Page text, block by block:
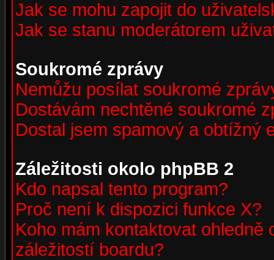
Jak se mohu zapojit do
Jak se stanu moderátorem
Soukromé zprávy
Nemůžu posílat soukromé
Dostávám nechtěné soukromé
Dostal jsem spamový a obtížný
Záležitosti okolo phpBB 2
Kdo napsal tento program?
Proč není k dispozici funkce X?
Koho mám kontaktovat
záležitostí boardu?